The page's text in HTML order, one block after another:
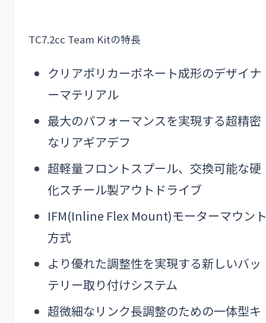
TC7.2cc Team Kitの特長
クリアポリカーボネート成形のデザイナ
ーマテリアル
最大のパフォーマンスを実現する超精密
なリアギアデフ
超軽量フロントスプール、交換可能な硬
化スチール製アウトドライブ
IFM(Inline Flex Mount)モーターマウン
方式
より優れた調整性を実現する新しいバッ
テリー取り付けシステム
超微細なリンク長調整のための一体型キ